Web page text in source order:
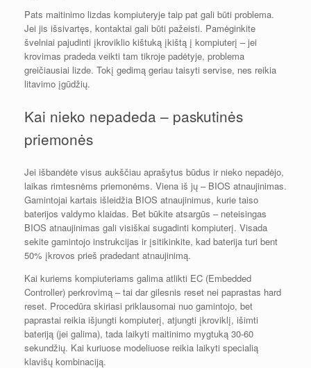
Pats maitinimo lizdas kompiuteryje taip pat gali būti problema.
Jei jis išsivartęs, kontaktai gali būti pažeisti. Pamėginkite
švelniai pajudinti įkroviklio kištuką įkištą į kompiuterį – jei
krovimas pradeda veikti tam tikroje padėtyje, problema
greičiausiai lizde. Tokį gedimą geriau taisyti servise, nes reikia
litavimo įgūdžių.
Kai nieko nepadeda – paskutinės
priemonės
Jei išbandėte visus aukščiau aprašytus būdus ir nieko nepadėjo,
laikas rimtesnėms priemonėms. Viena iš jų – BIOS atnaujinimas.
Gamintojai kartais išleidžia BIOS atnaujinimus, kurie taiso
baterijos valdymo klaidas. Bet būkite atsargūs – neteisingas
BIOS atnaujinimas gali visiškai sugadinti kompiuterį. Visada
sekite gamintojo instrukcijas ir įsitikinkite, kad baterija turi bent
50% įkrovos prieš pradedant atnaujinimą.
Kai kuriems kompiuteriams galima atlikti EC (Embedded
Controller) perkrovimą – tai dar gilesnis reset nei paprastas hard
reset. Procedūra skiriasi priklausomai nuo gamintojo, bet
paprastai reikia išjungti kompiuterį, atjungti įkroviklį, išimti
bateriją (jei galima), tada laikyti maitinimo mygtuką 30-60
sekundžių. Kai kuriuose modeliuose reikia laikyti specialią
klavišų kombinaciją.